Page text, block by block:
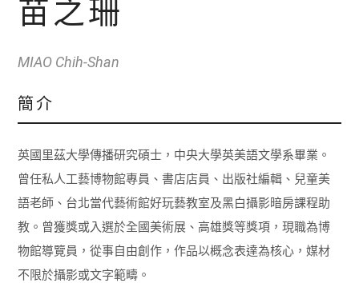
苗之珊
MIAO Chih-Shan
簡介
英國里茲大學傳播研究碩士，中央大學英美語文學系畢業。
曾任私人工藝博物館專員、書店店員、出版社編輯、兒童美
語老師、台北當代藝術館好玩藝教室及黑白攝影暗房課程助
教。曾獲獎或入選於全國美術展、高雄獎等獎項，現職為博
物館導覽員，從事自由創作，作品以概念表達為核心，媒材
不限於攝影或文字範疇。